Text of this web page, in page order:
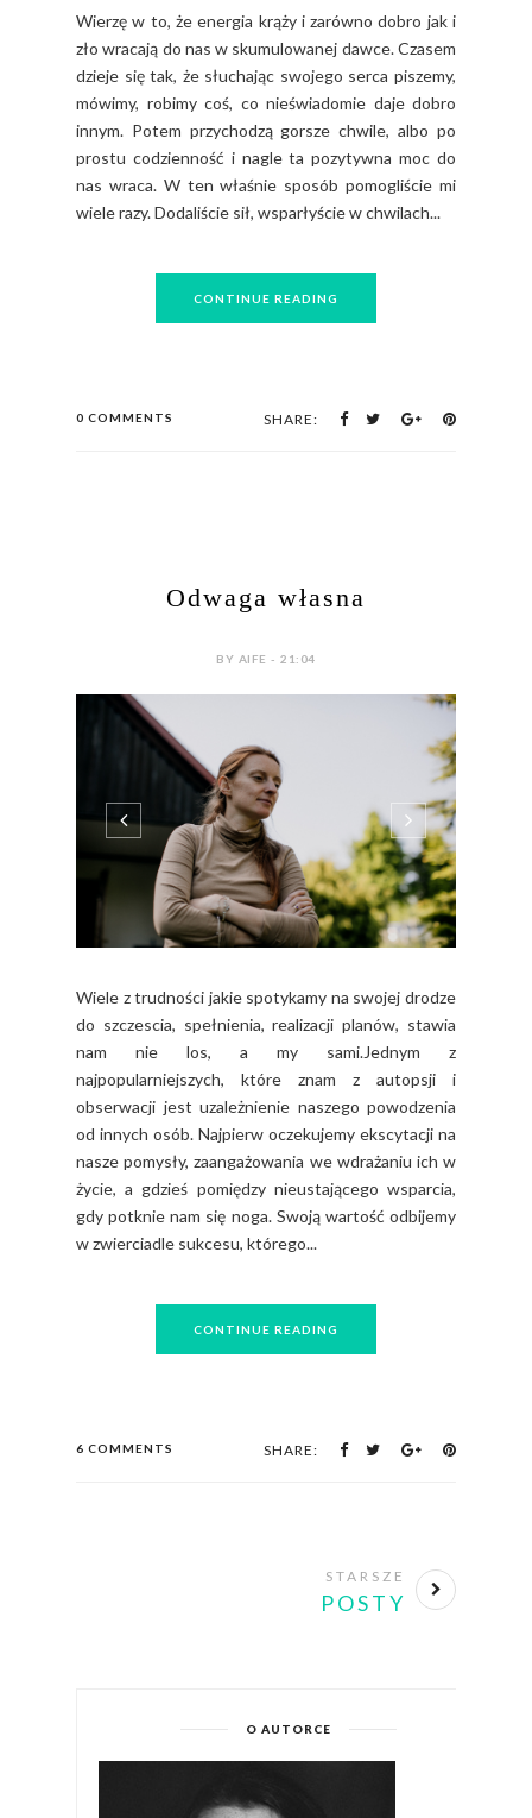
Wierzę w to, że energia krąży i zarówno dobro jak i
zło wracają do nas w skumulowanej dawce. Czasem
dzieje się tak, że słuchając swojego serca piszemy,
mówimy, robimy coś, co nieświadomie daje dobro
innym. Potem przychodzą gorsze chwile, albo po
prostu codzienność i nagle ta pozytywna moc do
nas wraca. W ten właśnie sposób pomogliście mi
wiele razy. Dodaliście sił, wsparłyście w chwilach...
CONTINUE READING
0 COMMENTS SHARE:
Odwaga własna
BY AIFE - 21:04
Wiele z trudności jakie spotykamy na swojej drodze
do szczescia, spełnienia, realizacji planów, stawia
nam nie los, a my sami.Jednym z
najpopularniejszych, które znam z autopsji i
obserwacji jest uzależnienie naszego powodzenia
od innych osób. Najpierw oczekujemy ekscytacji na
nasze pomysły, zaangażowania we wdrażaniu ich w
życie, a gdzieś pomiędzy nieustającego wsparcia,
gdy potknie nam się noga. Swoją wartość odbijemy
w zwierciadle sukcesu, którego...
CONTINUE READING
6 COMMENTS SHARE:
STARSZE
POSTY
O AUTORCE